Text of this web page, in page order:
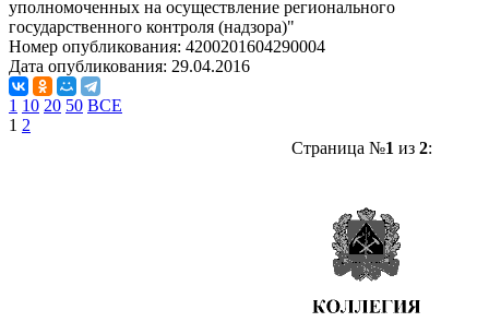
уполномоченных на осуществление регионального
государственного контроля (надзора)"
Номер опубликования: 4200201604290004
Дата опубликования: 29.04.2016
1 10 20 50 ВСЕ
1 2
Страница №1 из 2: